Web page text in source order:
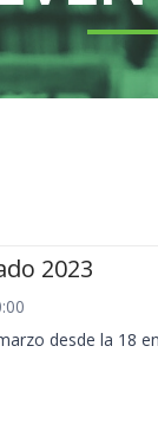
2023
desde la 18